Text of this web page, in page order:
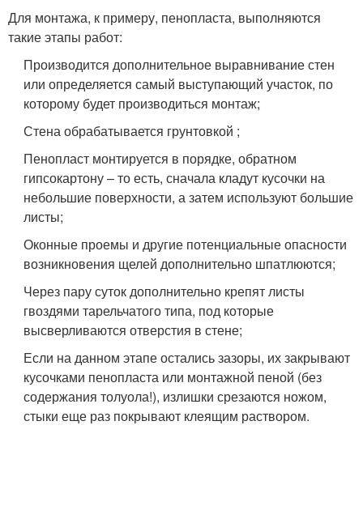
Для монтажа, к примеру, пенопласта, выполняются
такие этапы работ:
Производится дополнительное выравнивание стен
или определяется самый выступающий участок, по
которому будет производиться монтаж;
Стена обрабатывается грунтовкой ;
Пенопласт монтируется в порядке, обратном
гипсокартону – то есть, сначала кладут кусочки на
небольшие поверхности, а затем используют большие
листы;
Оконные проемы и другие потенциальные опасности
возникновения щелей дополнительно шпатлюются;
Через пару суток дополнительно крепят листы
гвоздями тарельчатого типа, под которые
высверливаются отверстия в стене;
Если на данном этапе остались зазоры, их закрывают
кусочками пенопласта или монтажной пеной (без
содержания толуола!), излишки срезаются ножом,
стыки еще раз покрывают клеящим раствором.